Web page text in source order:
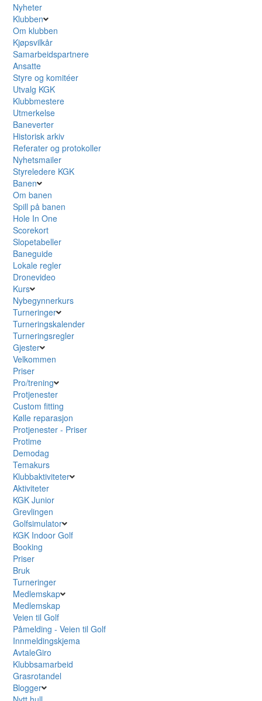
Nyheter
Klubben
Om klubben
Kjøpsvilkår
Samarbeidspartnere
Ansatte
Styre og komitéer
Utvalg KGK
Klubbmestere
Utmerkelse
Baneverter
Historisk arkiv
Referater og protokoller
Nyhetsmailer
Styreledere KGK
Banen
Om banen
Spill på banen
Hole In One
Scorekort
Slopetabeller
Baneguide
Lokale regler
Dronevideo
Kurs
Nybegynnerkurs
Turneringer
Turneringskalender
Turneringsregler
Gjester
Velkommen
Priser
Pro/trening
Protjenester
Custom fitting
Kølle reparasjon
Protjenester - Priser
Protime
Demodag
Temakurs
Klubbaktiviteter
Aktiviteter
KGK Junior
Grevlingen
Golfsimulator
KGK Indoor Golf
Booking
Priser
Bruk
Turneringer
Medlemskap
Medlemskap
Veien til Golf
Påmelding - Veien til Golf
Innmeldingskjema
AvtaleGiro
Klubbsamarbeid
Grasrotandel
Blogger